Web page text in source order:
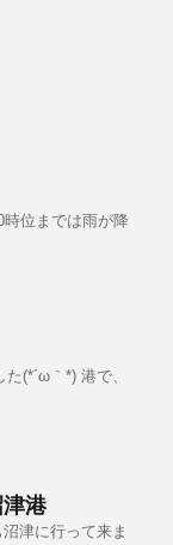
位までは雨が降
(*´ω｀*) 港で、
港
津に行って来ま